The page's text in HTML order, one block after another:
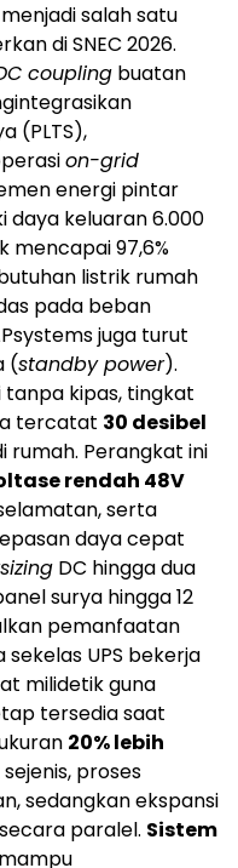
salah satu
di SNEC 2026.
coupling buatan
(PLTS),
on-grid
energi pintar
daya keluaran 6.000
mencapai 97,6%
listrik rumah
pada beban
juga turut
(standby power).
kipas, tingkat
tercatat 30 desibel
rumah. Perangkat ini
rendah 48V
serta
daya cepat
DC hingga dua
surya hingga 12
pemanfaatan
UPS bekerja
milidetik guna
tersedia saat
20% lebih
proses
sedangkan ekspansi
paralel. Sistem